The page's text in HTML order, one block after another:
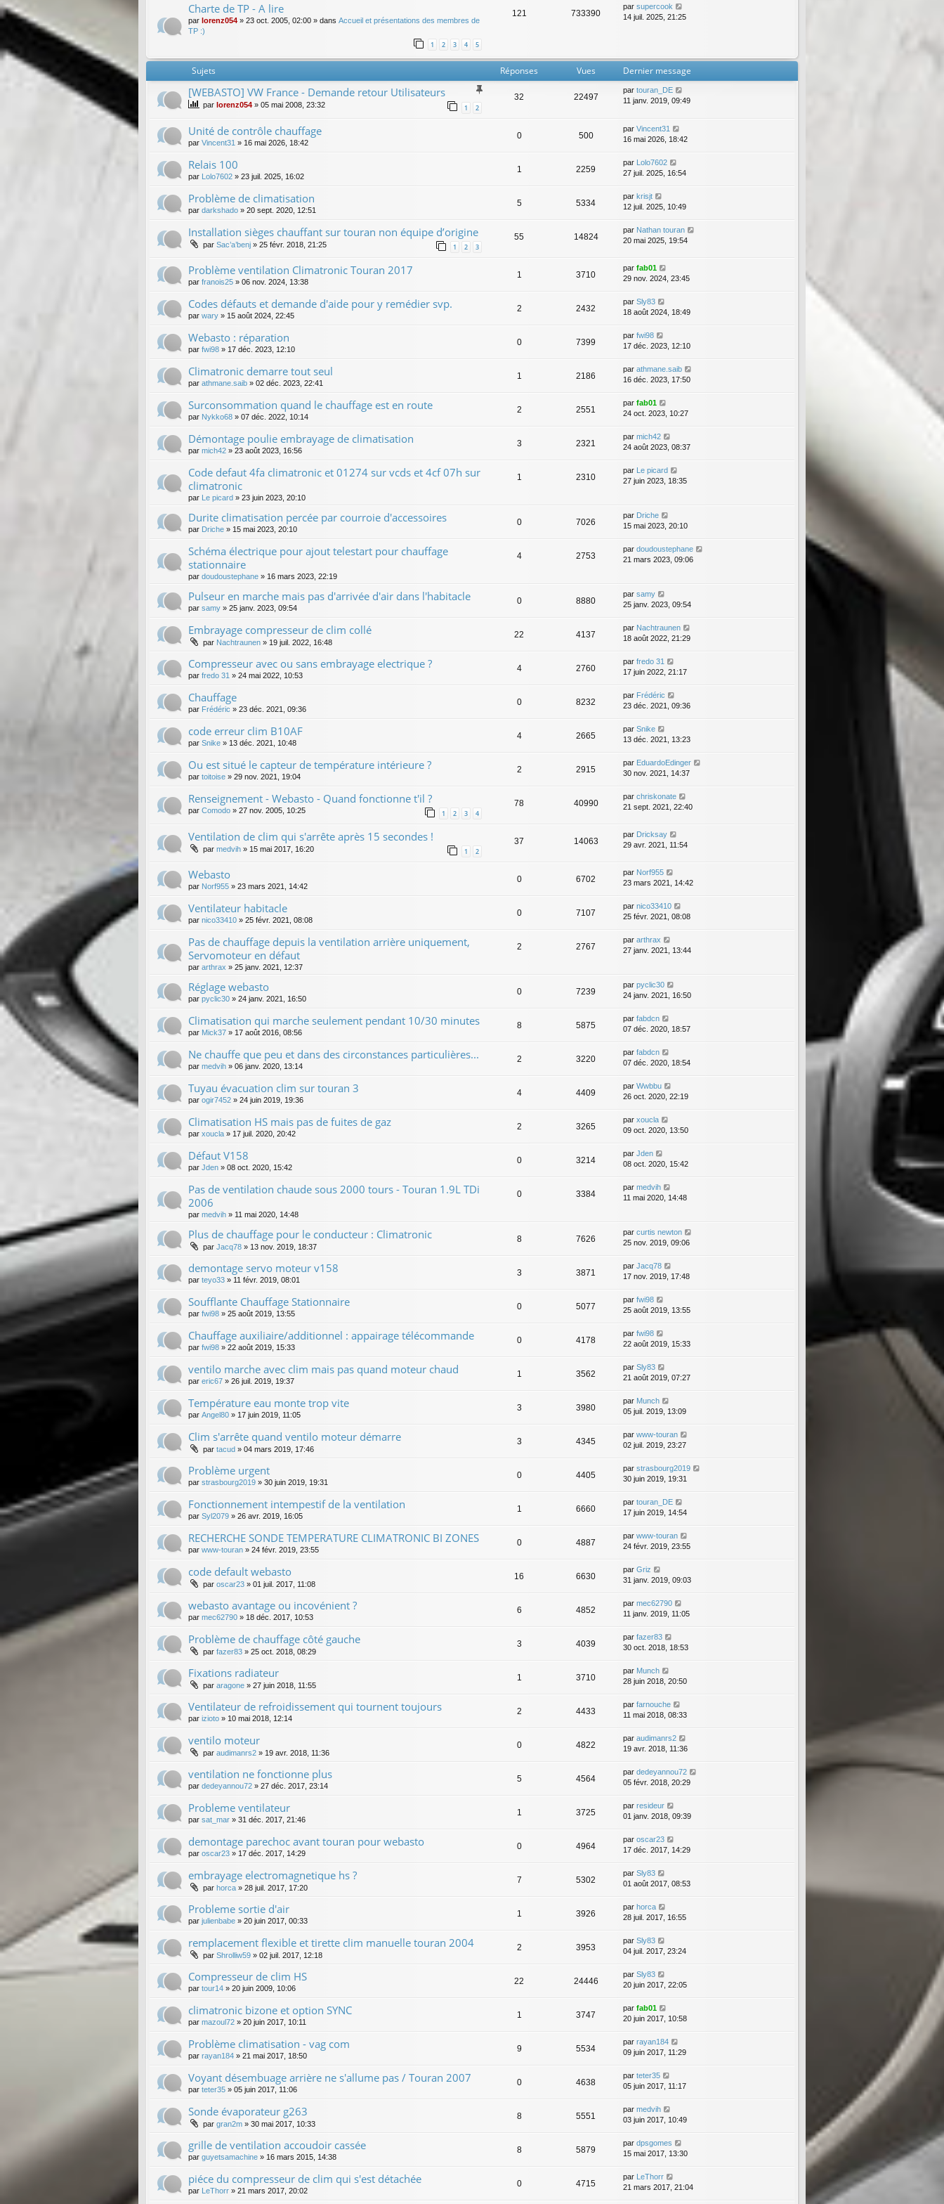
Charte de TP - A lire
par lorenz054 » 23 oct. 2005, 02:00 » dans Accueil et présentations des membres de
TP :)
1 2 3 4 5
121 733390
par supercook
14 juil. 2025, 21:25
Sujets Réponses Vues Dernier message
[WEBASTO] VW France - Demande retour Utilisateurs
par lorenz054 » 05 mai 2008, 23:32 1 2
32 22497
par touran_DE
11 janv. 2019, 09:49
Unité de contrôle chauffage
par Vincent31 » 16 mai 2026, 18:42
0 500
par Vincent31
16 mai 2026, 18:42
Relais 100
par Lolo7602 » 23 juil. 2025, 16:02
1 2259
par Lolo7602
27 juil. 2025, 16:54
Problème de climatisation
par darkshado » 20 sept. 2020, 12:51
5 5334
par krisjt
12 juil. 2025, 10:49
Installation sièges chauffant sur touran non équipe d’origine
par Sac’a’benj » 25 févr. 2018, 21:25 1 2 3
55 14824
par Nathan touran
20 mai 2025, 19:54
Problème ventilation Climatronic Touran 2017
par franois25 » 06 nov. 2024, 13:38
1 3710
par fab01
29 nov. 2024, 23:45
Codes défauts et demande d'aide pour y remédier svp.
par wary » 15 août 2024, 22:45
2 2432
par Sly83
18 août 2024, 18:49
Webasto : réparation
par fwi98 » 17 déc. 2023, 12:10
0 7399
par fwi98
17 déc. 2023, 12:10
Climatronic demarre tout seul
par athmane.saib » 02 déc. 2023, 22:41
1 2186
par athmane.saib
16 déc. 2023, 17:50
Surconsommation quand le chauffage est en route
par Nykko68 » 07 déc. 2022, 10:14
2 2551
par fab01
24 oct. 2023, 10:27
Démontage poulie embrayage de climatisation
par mich42 » 23 août 2023, 16:56
3 2321
par mich42
24 août 2023, 08:37
Code defaut 4fa climatronic et 01274 sur vcds et 4cf 07h sur
climatronic
par Le picard » 23 juin 2023, 20:10
1 2310
par Le picard
27 juin 2023, 18:35
Durite climatisation percée par courroie d'accessoires
par Driche » 15 mai 2023, 20:10
0 7026
par Driche
15 mai 2023, 20:10
Schéma électrique pour ajout telestart pour chauffage
stationnaire
par doudoustephane » 16 mars 2023, 22:19
4 2753
par doudoustephane
21 mars 2023, 09:06
Pulseur en marche mais pas d'arrivée d'air dans l'habitacle
par samy » 25 janv. 2023, 09:54
0 8880
par samy
25 janv. 2023, 09:54
Embrayage compresseur de clim collé
par Nachtraunen » 19 juil. 2022, 16:48
22 4137
par Nachtraunen
18 août 2022, 21:29
Compresseur avec ou sans embrayage electrique ?
par fredo 31 » 24 mai 2022, 10:53
4 2760
par fredo 31
17 juin 2022, 21:17
Chauffage
par Frédéric » 23 déc. 2021, 09:36
0 8232
par Frédéric
23 déc. 2021, 09:36
code erreur clim B10AF
par Snike » 13 déc. 2021, 10:48
4 2665
par Snike
13 déc. 2021, 13:23
Ou est situé le capteur de température intérieure ?
par toitoise » 29 nov. 2021, 19:04
2 2915
par EduardoEdinger
30 nov. 2021, 14:37
Renseignement - Webasto - Quand fonctionne t'il ?
par Comodo » 27 nov. 2005, 10:25 1 2 3 4
78 40990
par chriskonate
21 sept. 2021, 22:40
Ventilation de clim qui s'arrête après 15 secondes !
par medvih » 15 mai 2017, 16:20 1 2
37 14063
par Dricksay
29 avr. 2021, 11:54
Webasto
par Norf955 » 23 mars 2021, 14:42
0 6702
par Norf955
23 mars 2021, 14:42
Ventilateur habitacle
par nico33410 » 25 févr. 2021, 08:08
0 7107
par nico33410
25 févr. 2021, 08:08
Pas de chauffage depuis la ventilation arrière uniquement,
Servomoteur en défaut
par arthrax » 25 janv. 2021, 12:37
2 2767
par arthrax
27 janv. 2021, 13:44
Réglage webasto
par pyclic30 » 24 janv. 2021, 16:50
0 7239
par pyclic30
24 janv. 2021, 16:50
Climatisation qui marche seulement pendant 10/30 minutes
par Mick37 » 17 août 2016, 08:56
8 5875
par fabdcn
07 déc. 2020, 18:57
Ne chauffe que peu et dans des circonstances particulières...
par medvih » 06 janv. 2020, 13:14
2 3220
par fabdcn
07 déc. 2020, 18:54
Tuyau évacuation clim sur touran 3
par ogir7452 » 24 juin 2019, 19:36
4 4409
par Wwbbu
26 oct. 2020, 22:19
Climatisation HS mais pas de fuites de gaz
par xoucla » 17 juil. 2020, 20:42
2 3265
par xoucla
09 oct. 2020, 13:50
Défaut V158
par Jden » 08 oct. 2020, 15:42
0 3214
par Jden
08 oct. 2020, 15:42
Pas de ventilation chaude sous 2000 tours - Touran 1.9L TDi
2006
par medvih » 11 mai 2020, 14:48
0 3384
par medvih
11 mai 2020, 14:48
Plus de chauffage pour le conducteur : Climatronic
par Jacq78 » 13 nov. 2019, 18:37
8 7626
par curtis newton
25 nov. 2019, 09:06
demontage servo moteur v158
par teyo33 » 11 févr. 2019, 08:01
3 3871
par Jacq78
17 nov. 2019, 17:48
Soufflante Chauffage Stationnaire
par fwi98 » 25 août 2019, 13:55
0 5077
par fwi98
25 août 2019, 13:55
Chauffage auxiliaire/additionnel : appairage télécommande
par fwi98 » 22 août 2019, 15:33
0 4178
par fwi98
22 août 2019, 15:33
ventilo marche avec clim mais pas quand moteur chaud
par eric67 » 26 juil. 2019, 19:37
1 3562
par Sly83
21 août 2019, 07:27
Température eau monte trop vite
par Angel80 » 17 juin 2019, 11:05
3 3980
par Munch
05 juil. 2019, 13:09
Clim s'arrête quand ventilo moteur démarre
par tacud » 04 mars 2019, 17:46
3 4345
par www-touran
02 juil. 2019, 23:27
Problème urgent
par strasbourg2019 » 30 juin 2019, 19:31
0 4405
par strasbourg2019
30 juin 2019, 19:31
Fonctionnement intempestif de la ventilation
par Syl2079 » 26 avr. 2019, 16:05
1 6660
par touran_DE
17 juin 2019, 14:54
RECHERCHE SONDE TEMPERATURE CLIMATRONIC BI ZONES
par www-touran » 24 févr. 2019, 23:55
0 4887
par www-touran
24 févr. 2019, 23:55
code default webasto
par oscar23 » 01 juil. 2017, 11:08
16 6630
par Griz
31 janv. 2019, 09:03
webasto avantage ou incovénient ?
par mec62790 » 18 déc. 2017, 10:53
6 4852
par mec62790
11 janv. 2019, 11:05
Problème de chauffage côté gauche
par fazer83 » 25 oct. 2018, 08:29
3 4039
par fazer83
30 oct. 2018, 18:53
Fixations radiateur
par aragone » 27 juin 2018, 11:55
1 3710
par Munch
28 juin 2018, 20:50
Ventilateur de refroidissement qui tournent toujours
par izioto » 10 mai 2018, 12:14
2 4433
par farnouche
11 mai 2018, 08:33
ventilo moteur
par audimanrs2 » 19 avr. 2018, 11:36
0 4822
par audimanrs2
19 avr. 2018, 11:36
ventilation ne fonctionne plus
par dedeyannou72 » 27 déc. 2017, 23:14
5 4564
par dedeyannou72
05 févr. 2018, 20:29
Probleme ventilateur
par sat_mar » 31 déc. 2017, 21:46
1 3725
par resideur
01 janv. 2018, 09:39
demontage parechoc avant touran pour webasto
par oscar23 » 17 déc. 2017, 14:29
0 4964
par oscar23
17 déc. 2017, 14:29
embrayage electromagnetique hs ?
par horca » 28 juil. 2017, 17:20
7 5302
par Sly83
01 août 2017, 08:53
Probleme sortie d'air
par julienbabe » 20 juin 2017, 00:33
1 3926
par horca
28 juil. 2017, 16:55
remplacement flexible et tirette clim manuelle touran 2004
par Shrolliw59 » 02 juil. 2017, 12:18
2 3953
par Sly83
04 juil. 2017, 23:24
Compresseur de clim HS
par tour14 » 20 juin 2009, 10:06
22 24446
par Sly83
20 juin 2017, 22:05
climatronic bizone et option SYNC
par mazoul72 » 20 juin 2017, 10:11
1 3747
par fab01
20 juin 2017, 10:58
Problème climatisation - vag com
par rayan184 » 21 mai 2017, 18:50
9 5534
par rayan184
09 juin 2017, 11:29
Voyant désembuage arrière ne s'allume pas / Touran 2007
par teter35 » 05 juin 2017, 11:06
0 4638
par teter35
05 juin 2017, 11:17
Sonde évaporateur g263
par gran2m » 30 mai 2017, 10:33
8 5551
par medvih
03 juin 2017, 10:49
grille de ventilation accoudoir cassée
par guyetsamachine » 16 mars 2015, 14:38
8 5879
par dpsgomes
15 mai 2017, 13:30
piéce du compresseur de clim qui s'est détachée
par LeThorr » 21 mars 2017, 20:02
0 4715
par LeThorr
21 mars 2017, 21:04